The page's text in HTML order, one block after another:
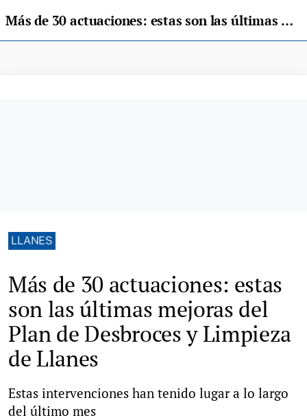
Más de 30 actuaciones: estas son las últimas mejoras del Plan de Desbroces y Limpieza de Llanes
LLANES
Más de 30 actuaciones: estas
son las últimas mejoras del
Plan de Desbroces y Limpieza
de Llanes
Estas intervenciones han tenido lugar a lo largo
del último mes